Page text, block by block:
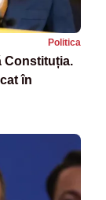
Politica
Constituția.
în